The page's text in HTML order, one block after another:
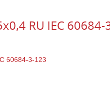
RU IEC 60684-